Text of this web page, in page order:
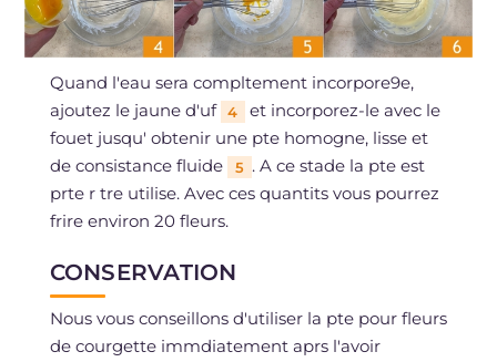
Quand l'eau sera compltement incorpore9e,
ajoutez le jaune d'uf 4
et incorporez-le avec le
fouet jusqu' obtenir une pte homogne, lisse et
de consistance fluide
5 . A ce stade la pte est
prte r tre utilise. Avec ces quantits vous pourrez
frire environ 20 fleurs.
CONSERVATION
Nous vous conseillons d'utiliser la pte pour fleurs
de courgette immdiatement aprs l'avoir